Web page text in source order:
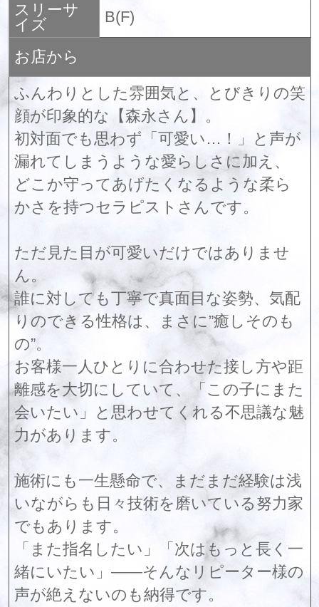
スリーサ
イズ
B(F)
お店から
ふんわりとした雰囲気と、とびきりの笑
顔が印象的な【森永さん】。
初対面でも思わず「可愛い…！」と声が
漏れてしまうような愛らしさに加え、
どこか守ってあげたくなるような柔ら
かさを持つセラピストさんです。
ただ見た目が可愛いだけではありませ
ん。
誰に対しても丁寧で真面目な姿勢、気配
りのできる性格は、まさに”癒しそのも
の”。
お客様一人ひとりに合わせた接し方や距
離感を大切にしていて、「この子にまた
会いたい」と思わせてくれる不思議な魅
力があります。
施術にも一生懸命で、まだまだ経験は浅
いながらも日々技術を磨いている努力家
でもあります。
「また指名したい」「次はもっと長く一
緒にいたい」――そんなリピーター様の
声が絶えないのも納得です。